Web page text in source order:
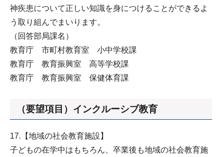
神疾患について正しい知識を身につけることができるよ
う取り組んでまいります。
（回答部局課名）
教育庁 市町村教育室 小中学校課
教育庁 教育振興室 高等学校課
教育庁 教育振興室 保健体育課
（要望項目）インクルーシブ教育
17.【地域の社会教育施設】
子どもの在学中はもちろん、卒業後も地域の社会教育施